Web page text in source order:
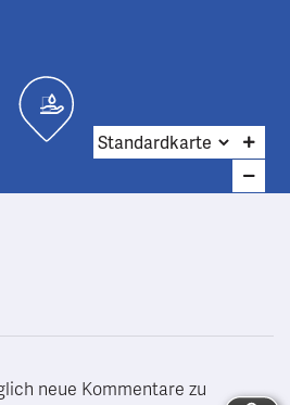
neue Kommentare zu